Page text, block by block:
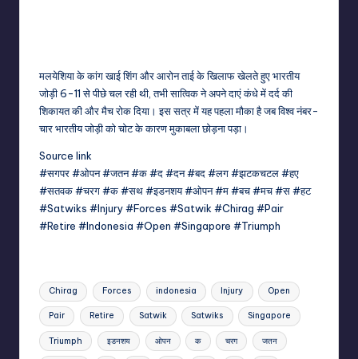
मलयेशिया के कांग खाई शिंग और आरोन ताई के खिलाफ खेलते हुए भारतीय
जोड़ी 6-11 से पीछे चल रही थी, तभी सात्विक ने अपने दाएं कंधे में दर्द की
शिकायत की और मैच रोक दिया। इस सत्र में यह पहला मौका है जब विश्व नंबर-
चार भारतीय जोड़ी को चोट के कारण मुकाबला छोड़ना पड़ा।
Source link
#सगपर #ओपन #जतन #क #द #दन #बद #लग #झटकचटल #हए
#सतवक #चरग #क #सथ #इडनशय #ओपन #म #बच #मच #स #हट
#Satwiks #Injury #Forces #Satwik #Chirag #Pair
#Retire #Indonesia #Open #Singapore #Triumph
Tags:
Chirag Forces indonesia Injury Open
Pair Retire Satwik Satwiks Singapore
Triumph इडनशय ओपन क चरग जतन